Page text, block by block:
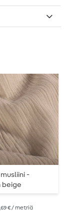
-
beige
€ / metriä